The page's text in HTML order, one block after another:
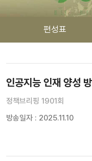
편성표
인공지능 인재 양성
정책브리핑 1901회
방송일자 : 2025.11.10